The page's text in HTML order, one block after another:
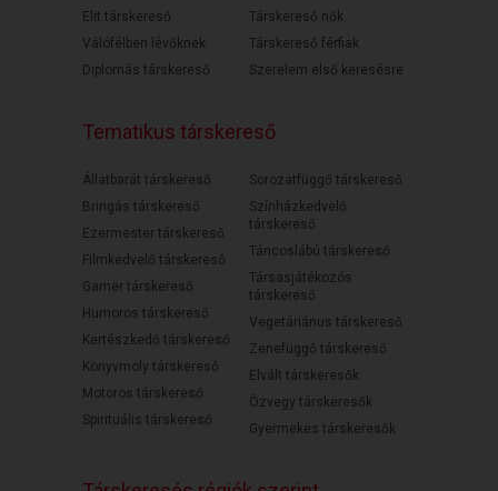
Elit társkereső
Válófélben lévőknek
Diplomás társkereső
Társkereső nők
Társkereső férfiak
Szerelem első keresésre
Tematikus társkereső
Állatbarát társkereső
Bringás társkereső
Ezermester társkereső
Filmkedvelő társkereső
Gamer társkereső
Humoros társkereső
Kertészkedő társkereső
Könyvmoly társkereső
Motoros társkereső
Spirituális társkereső
Sorozatfüggő társkereső
Színházkedvelő
társkereső
Táncoslábú társkereső
Társasjátékozós
társkereső
Vegetáriánus társkereső
Zenefüggő társkereső
Elvált társkeresők
Özvegy társkeresők
Gyermekes társkeresők